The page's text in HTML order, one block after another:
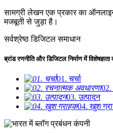
सामग्री लेखन एक प्रकार का
मजबूती से जुड़ा है।
सर्वश्रेष्ठ डिजिटल समाधान
ब्रांड रणनीति और डिजिटल निर्माण में
01. चर्चा
02.
03. उत्पादन
04. खुश